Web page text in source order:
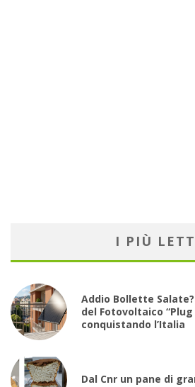
I PIÙ
Addio Bollette
del Fotovoltaico
conquistando l’Italia
Dal Cnr un pane di